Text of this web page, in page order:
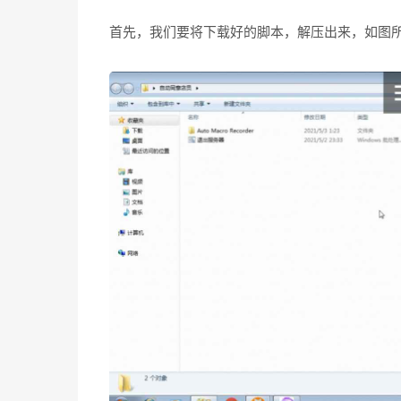
首先，我们要将下载好的脚本，解压出来，如图